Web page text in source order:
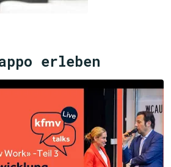
erleben